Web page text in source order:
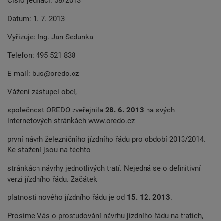
Datum: 1. 7. 2013
Vyřizuje: Ing. Jan Sedunka
Telefon: 495 521 838
E-mail: bus@oredo.cz
Vážení zástupci obcí,
společnost OREDO zveřejnila 28. 6. 2013 na svých
internetových stránkách www.oredo.cz
první návrh železničního jízdního řádu pro období 2013/2014.
Ke stažení jsou na těchto
stránkách návrhy jednotlivých tratí. Nejedná se o definitivní
verzi jízdního řádu. Začátek
platnosti nového jízdního řádu je od 15. 12. 2013.
Prosíme Vás o prostudování návrhu jízdního řádu na tratích,